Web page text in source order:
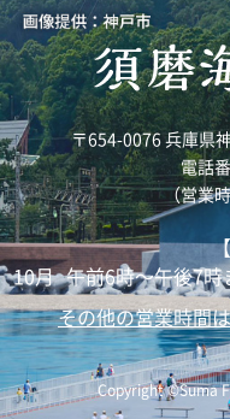
〒654-0076 兵庫県
電話
（営業
10月 午前6時～午後7時
その他の営業時間
Copyright ©Suma